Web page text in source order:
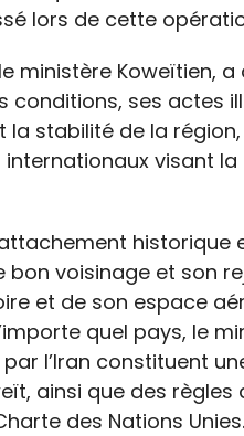
lors de cette
ministère Koweïtien, a
conditions, ses actes
la stabilité de la
visant
historique
bon voisinage et son
et de son espace
quel pays, le
l’Iran constituent
ainsi que des
des Nations Unies.